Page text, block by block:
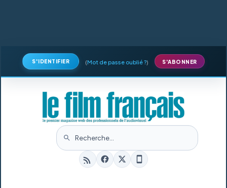
S'IDENTIFIER (Mot de passe oublié ?) S'ABONNER